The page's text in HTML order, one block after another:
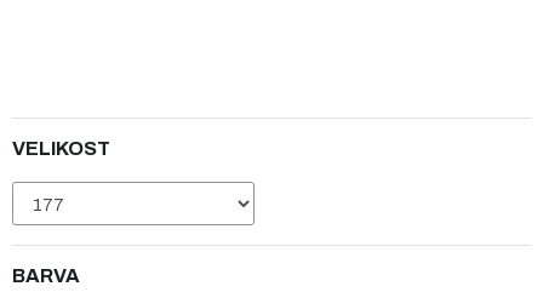
VELIKOST
BARVA